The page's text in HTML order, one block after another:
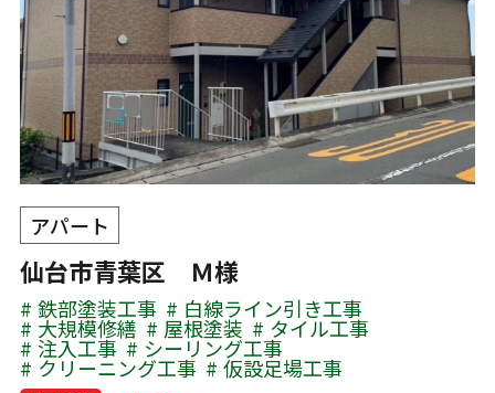
アパート
仙台市青葉区 Ｍ様
鉄部塗装工事 白線ライン引き工事
大規模修繕 屋根塗装 タイル工事
注入工事 シーリング工事
クリーニング工事
仮設足場工事